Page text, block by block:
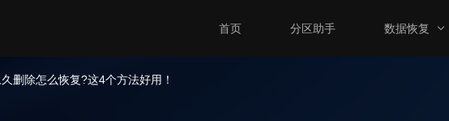
首页 分区助手 数据恢复
删除怎么恢复?这4个方法好用！